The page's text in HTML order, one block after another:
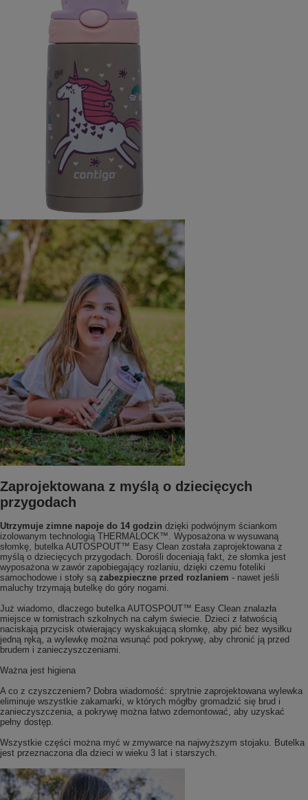
Zaprojektowana z myślą o dziecięcych
przygodach
Utrzymuje zimne napoje do 14 godzin dzięki podwójnym ściankom
izolowanym technologią THERMALOCK™. Wyposażona w wysuwaną
słomkę, butelka AUTOSPOUT™ Easy Clean została zaprojektowana z
myślą o dziecięcych przygodach. Dorośli doceniają fakt, że słomka jest
wyposażona w zawór zapobiegający rozlaniu, dzięki czemu foteliki
samochodowe i stoły są zabezpieczne przed rozlaniem - nawet jeśli
maluchy trzymają butelkę do góry nogami.
Już wiadomo, dlaczego butelka AUTOSPOUT™ Easy Clean znalazła
miejsce w tornistrach szkolnych na całym świecie. Dzieci z łatwością
naciskają przycisk otwierający wyskakującą słomkę, aby pić bez wysiłku
jedną ręką, a wylewkę można wsunąć pod pokrywę, aby chronić ją przed
brudem i zanieczyszczeniami.
Ważna jest higiena
A co z czyszczeniem? Dobra wiadomość: sprytnie zaprojektowana wylewka
eliminuje wszystkie zakamarki, w których mógłby gromadzić się brud i
zanieczyszczenia, a pokrywę można łatwo zdemontować, aby uzyskać
pełny dostęp.
Wszystkie części można myć w zmywarce na najwyższym stojaku. Butelka
jest przeznaczona dla dzieci w wieku 3 lat i starszych.